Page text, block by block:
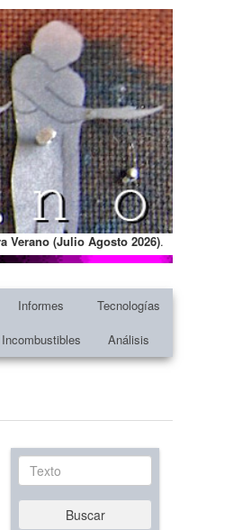
Verano (Julio Agosto 2026).
Informes
Tecnologías
Incombustibles Análisis
Texto
Buscar